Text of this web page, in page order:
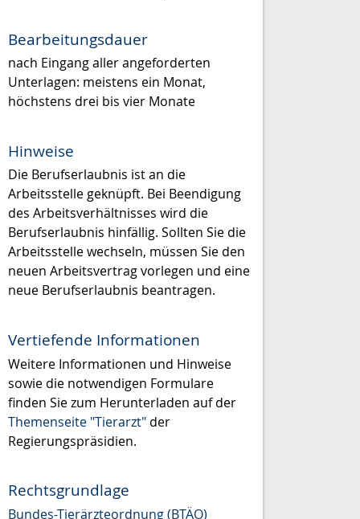
Bearbeitungsdauer
nach Eingang aller angeforderten
Unterlagen: meistens ein Monat,
höchstens drei bis vier Monate
Hinweise
Die Berufserlaubnis ist an die
Arbeitsstelle geknüpft. Bei Beendigung
des Arbeitsverhältnisses wird die
Berufserlaubnis hinfällig. Sollten Sie die
Arbeitsstelle wechseln, müssen Sie den
neuen Arbeitsvertrag vorlegen und eine
neue Berufserlaubnis beantragen.
Vertiefende Informationen
Weitere Informationen und Hinweise
sowie die notwendigen Formulare
finden Sie zum Herunterladen auf der
Themenseite "Tierarzt" der
Regierungspräsidien.
Rechtsgrundlage
Bundes-Tierärzteordnung (BTÄO)